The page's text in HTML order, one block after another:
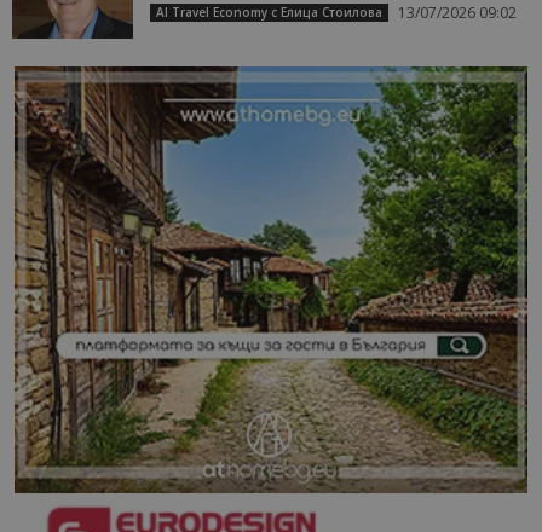
AI Travel Economy с Елица Стоилова 13/07/2026 09:02